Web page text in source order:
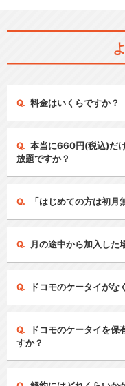
料金はいくらですか？
本当に660円(税込)だ
放題ですか？
「はじめての方は初月
月の途中から加入した
ドコモのケータイがな
ドコモのケータイを
すか？